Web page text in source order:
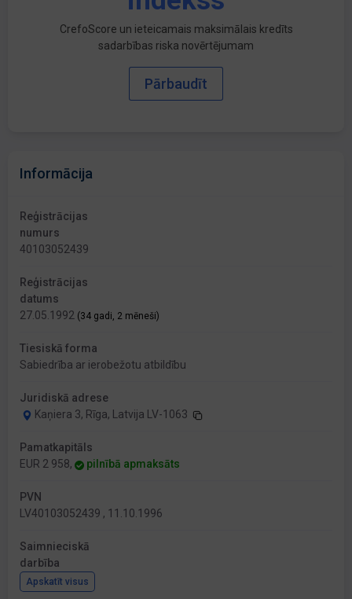
CrefoScore un ieteicamais maksimālais kredīts
sadarbības riska novērtējumam
Pārbaudīt
Informācija
Reģistrācijas
numurs
40103052439
Reģistrācijas
datums
27.05.1992 (34 gadi, 2 mēneši)
Tiesiskā forma
Sabiedrība ar ierobežotu atbildību
Juridiskā adrese
Kaņiera 3, Rīga, Latvija LV-1063
Pamatkapitāls
EUR 2 958,
pilnībā apmaksāts
PVN
LV40103052439 , 11.10.1996
Saimnieciskā
darbība
Apskatīt visus